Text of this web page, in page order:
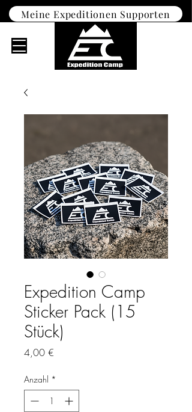
Meine Expeditionen Supporten
Expedition Camp
Sticker Pack (15
Stück)
4,00 €
Anzahl *